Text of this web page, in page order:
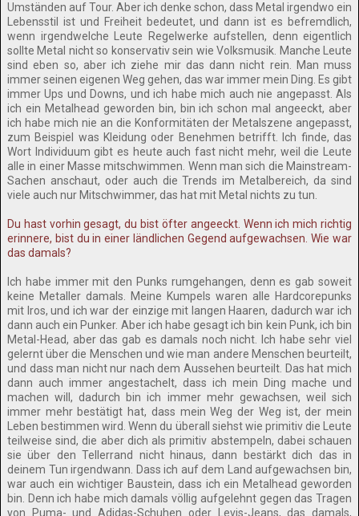
Umständen auf Tour. Aber ich denke schon, dass Metal irgendwo ein
Lebensstil ist und Freiheit bedeutet, und dann ist es befremdlich,
wenn irgendwelche Leute Regelwerke aufstellen, denn eigentlich
sollte Metal nicht so konservativ sein wie Volksmusik. Manche Leute
sind eben so, aber ich ziehe mir das dann nicht rein. Man muss
immer seinen eigenen Weg gehen, das war immer mein Ding. Es gibt
immer Ups und Downs, und ich habe mich auch nie angepasst. Als
ich ein Metalhead geworden bin, bin ich schon mal angeeckt, aber
ich habe mich nie an die Konformitäten der Metalszene angepasst,
zum Beispiel was Kleidung oder Benehmen betrifft. Ich finde, das
Wort Individuum gibt es heute auch fast nicht mehr, weil die Leute
alle in einer Masse mitschwimmen. Wenn man sich die Mainstream-
Sachen anschaut, oder auch die Trends im Metalbereich, da sind
viele auch nur Mitschwimmer, das hat mit Metal nichts zu tun.
Du hast vorhin gesagt, du bist öfter angeeckt. Wenn ich mich richtig
erinnere, bist du in einer ländlichen Gegend aufgewachsen. Wie war
das damals?
Ich habe immer mit den Punks rumgehangen, denn es gab soweit
keine Metaller damals. Meine Kumpels waren alle Hardcorepunks
mit Iros, und ich war der einzige mit langen Haaren, dadurch war ich
dann auch ein Punker. Aber ich habe gesagt ich bin kein Punk, ich bin
Metal-Head, aber das gab es damals noch nicht. Ich habe sehr viel
gelernt über die Menschen und wie man andere Menschen beurteilt,
und dass man nicht nur nach dem Aussehen beurteilt. Das hat mich
dann auch immer angestachelt, dass ich mein Ding mache und
machen will, dadurch bin ich immer mehr gewachsen, weil sich
immer mehr bestätigt hat, dass mein Weg der Weg ist, der mein
Leben bestimmen wird. Wenn du überall siehst wie primitiv die Leute
teilweise sind, die aber dich als primitiv abstempeln, dabei schauen
sie über den Tellerrand nicht hinaus, dann bestärkt dich das in
deinem Tun irgendwann. Dass ich auf dem Land aufgewachsen bin,
war auch ein wichtiger Baustein, dass ich ein Metalhead geworden
bin. Denn ich habe mich damals völlig aufgelehnt gegen das Tragen
von Puma- und Adidas-Schuhen oder Levis-Jeans, das damals,